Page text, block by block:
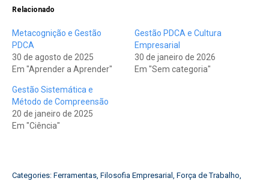
Relacionado
Metacognição e Gestão
PDCA
30 de agosto de 2025
Em "Aprender a Aprender"
Gestão PDCA e Cultura
Empresarial
30 de janeiro de 2026
Em "Sem categoria"
Gestão Sistemática e
Método de Compreensão
20 de janeiro de 2025
Em "Ciência"
Categories: Ferramentas, Filosofia Empresarial , Força de Trabalho,